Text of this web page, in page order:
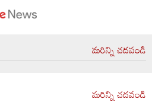
మరిన్ని చదవండి
మరిన్ని చదవండి